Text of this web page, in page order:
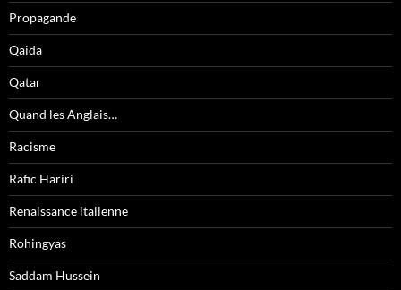
Propagande
Qaida
Qatar
Quand les Anglais…
Racisme
Rafic Hariri
Renaissance italienne
Rohingyas
Saddam Hussein